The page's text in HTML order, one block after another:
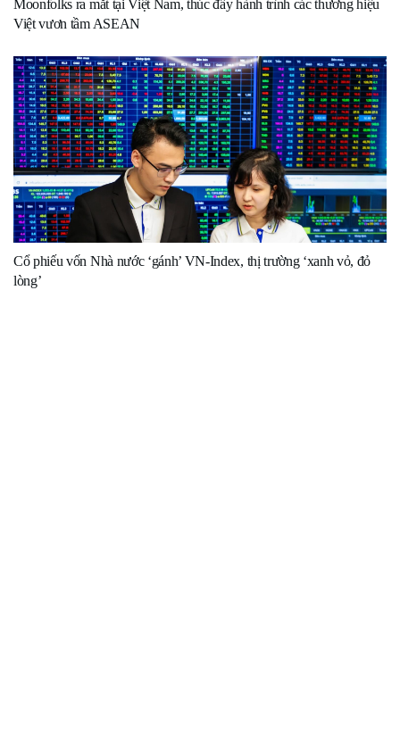
Moonfolks ra mắt tại Việt Nam, thúc đẩy hành trình các thương hiệu
Việt vươn tầm ASEAN
Cổ phiếu vốn Nhà nước ‘gánh’ VN-Index, thị trường ‘xanh vỏ, đỏ
lòng’